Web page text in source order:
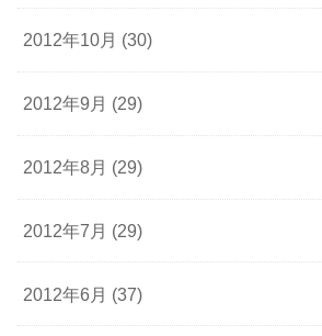
2012年10月 (30)
2012年9月 (29)
2012年8月 (29)
2012年7月 (29)
2012年6月 (37)